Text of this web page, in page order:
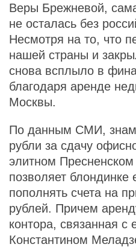
Веры Брежневой,
не осталась без
Несмотря на то, что
нашей страны и
снова всплыло в
благодаря аренде
Москвы.
По данным СМИ,
рубли за сдачу
элитном
позволяет блондинке
пополнять счета на
рублей. Причем
контора, связанная
Константином